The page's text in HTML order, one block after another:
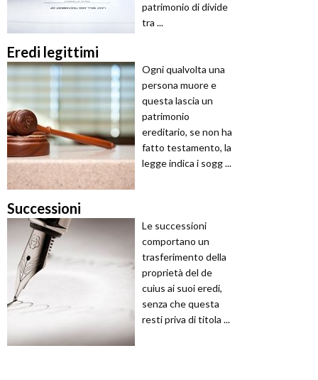
patrimonio di divide
tra ...
Eredi legittimi
Ogni qualvolta una
persona muore e
questa lascia un
patrimonio
ereditario, se non ha
fatto testamento, la
legge indica i sogg ...
Successioni
Le successioni
comportano un
trasferimento della
proprietà del de
cuius ai suoi eredi,
senza che questa
resti priva di titola ...